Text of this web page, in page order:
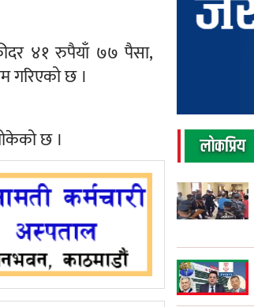
४१ रुपैयाँ ७७ पैसा,
गरिएको छ ।
छ । लाेकप्रिय